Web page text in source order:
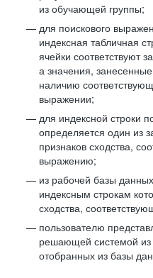
из обучающей группы;
для поискового
индексная табличная
ячейки соответствуют
а значения,
наличию
выражении;
для индексной строки
определяется один из
признаков сходства,
выражению;
из рабочей базы
индексным строкам
сходства,
пользователю
решающей системой из
отобранных из базы